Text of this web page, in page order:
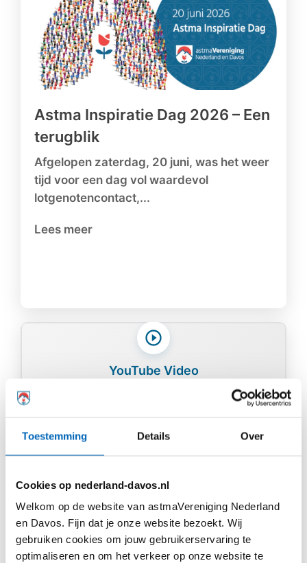
Toestemming Details Over
Cookies op nederland-davos.nl
Welkom op de website van astmaVereniging Nederland
en Davos. Fijn dat je onze website bezoekt. Wij
gebruiken cookies om jouw gebruikerservaring te
optimaliseren en om het verkeer op onze website te
Astma Inspiratie Dag 2026 – Een
terugblik
Afgelopen zaterdag, 20 juni, was het weer
tijd voor een dag vol waardevol
lotgenotencontact,...
Lees meer
YouTube Video
Om deze video te bekijken, moet u cookies accepteren.
U kunt de video ook direct op YouTube bekijken.
Wist je dat? Disfunctioneel
ademen méér is dan alleen te
snel ademen?